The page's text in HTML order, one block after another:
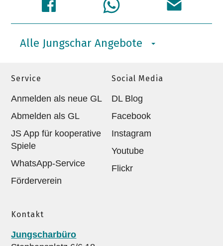
Alle Jungschar Angebote
Service
Anmelden als neue GL
Abmelden als GL
JS App für kooperative
Spiele
WhatsApp-Service
Förderverein
Social Media
DL Blog
Facebook
Instagram
Youtube
Flickr
Kontakt
Jungscharbüro